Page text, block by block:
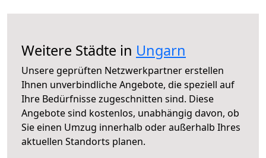
Weitere Städte in Ungarn
Unsere geprüften Netzwerkpartner erstellen
Ihnen unverbindliche Angebote, die speziell auf
Ihre Bedürfnisse zugeschnitten sind. Diese
Angebote sind kostenlos, unabhängig davon, ob
Sie einen Umzug innerhalb oder außerhalb Ihres
aktuellen Standorts planen.